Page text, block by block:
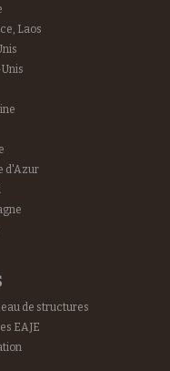
Laos
d'Azur
de structures
EAJE